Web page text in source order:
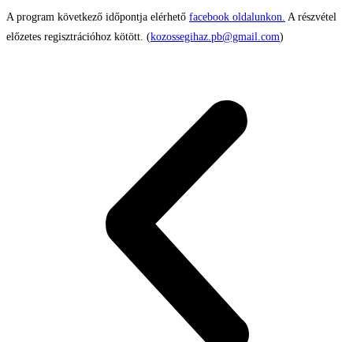
A program következő időpontja elérhető facebook oldalunkon. A részvétel
előzetes regisztrációhoz kötött. (kozossegihaz.pb@gmail.com)